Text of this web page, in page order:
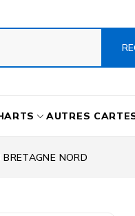
AUTRES
NORD